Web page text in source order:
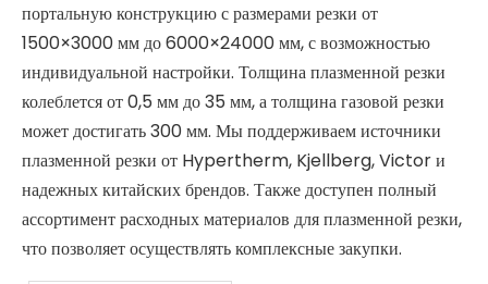
портальную конструкцию с размерами резки от
1500×3000 мм до 6000×24000 мм, с возможностью
индивидуальной настройки. Толщина плазменной резки
колеблется от 0,5 мм до 35 мм, а толщина газовой резки
может достигать 300 мм. Мы поддерживаем источники
плазменной резки от Hypertherm, Kjellberg, Victor и
надежных китайских брендов. Также доступен полный
ассортимент расходных материалов для плазменной резки,
что позволяет осуществлять комплексные закупки.